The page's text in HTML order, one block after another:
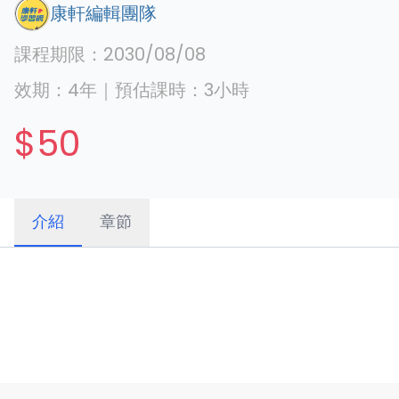
康軒編輯團隊
課程期限： 2030/08/08
效期： 4年 ｜ 預估課時： 3小時
$50
介紹 章節